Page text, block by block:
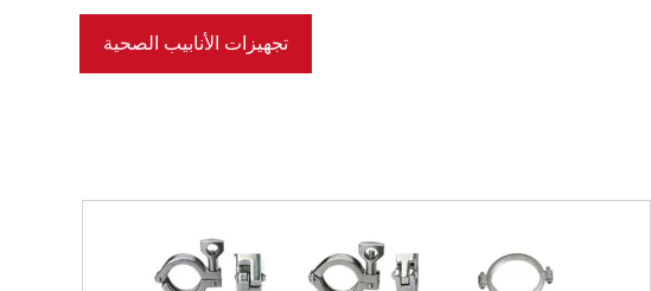
تجهيزات الأنابيب الصحية